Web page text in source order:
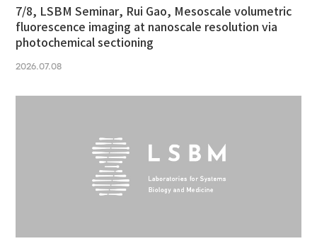
7/8, LSBM Seminar, Rui Gao, Mesoscale volumetric
fluorescence imaging at nanoscale resolution via
photochemical sectioning
2026.07.08